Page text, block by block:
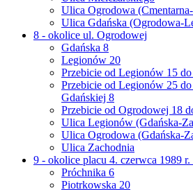
Ulica Ogrodowa
Ulica Gdańska (Ogrodowa-
8 - okolice ul. Ogrodowej
Gdańska 8
Legionów 20
Przebicie od Legionów 15
Przebicie od Legionów 25
Gdańskiej 8
Przebicie od Ogrodowej 18
Ulica Legionów (Gdańska-
Ulica Ogrodowa (Gdańska-
Ulica Zachodnia
9 - okolice placu 4. czerwca 1989
Próchnika 6
Piotrkowska 20